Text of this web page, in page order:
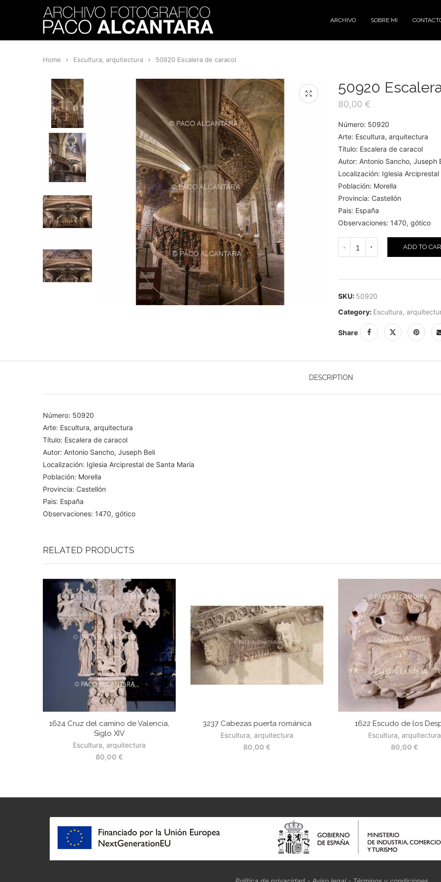
ARCHIVO SOBRE MI
Home Escultura, arquitectura 50920 Escalera de caracol
50920
80,00 €
Número: 50920
Arte: Escultura, arquitectura
Título: Escalera de caracol
Autor: Antonio Sancho, Juseph
Localización: Iglesia
Población: Morella
Provincia: Castellón
Pais: España
Observaciones: 1470, gótico
ADD TO
SKU: 50920
Category: Escultura,
Share
DESCRIPTION
Número: 50920
Arte: Escultura, arquitectura
Título: Escalera de caracol
Autor: Antonio Sancho, Juseph Beli
Localización: Iglesia Arciprestal de Santa María
Población: Morella
Provincia: Castellón
Pais: España
Observaciones: 1470, gótico
RELATED PRODUCTS
1624 Cruz del camino de Valencia,
Siglo XIV
Escultura, arquitectura
80,00 €
3237 Cabezas puerta románica
Escultura, arquitectura
80,00 €
1622 Escudo de los
Escultura, arquitectura
80,00 €